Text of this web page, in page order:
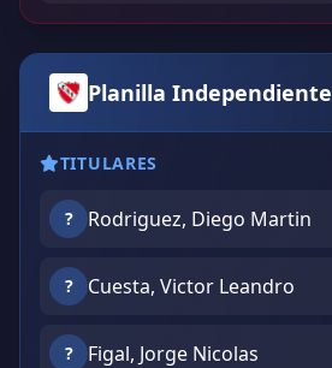
Planilla Independiente
TITULARES
? Rodriguez, Diego Martin
? Cuesta, Victor Leandro
? Figal, Jorge Nicolas